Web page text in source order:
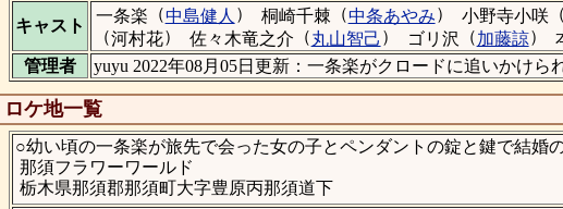
キャスト
一条楽 （中島健人 ） 桐崎千棘 （中条あやみ） 小野寺小咲（
（河村花） 佐々木竜之介 （丸山智己 ） ゴリ沢 （加藤諒）
管理者
yuyu 2022年08月05日更新：一条楽がクロードに追いかけ
ロケ地一覧
○幼い頃の一条楽が旅先で会った女の子とペンダントの錠と鍵で結婚
那須フラワーワールド
栃木県那須郡那須町大字豊原丙那須道下